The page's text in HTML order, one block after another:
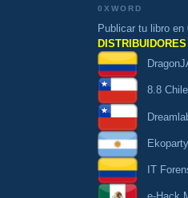
0XWORD
Publicar tu libro en
8.8 Chile
Ekoparty
IT